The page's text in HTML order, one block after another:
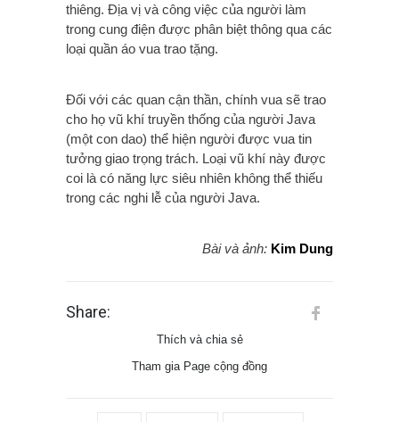
thiêng. Địa vị và công việc của người làm
trong cung điện được phân biệt thông qua các
loại quần áo vua trao tặng.
Đối với các quan cận thần, chính vua sẽ trao
cho họ vũ khí truyền thống của người Java
(một con dao) thể hiện người được vua tin
tưởng giao trọng trách. Loại vũ khí này được
coi là có năng lực siêu nhiên không thể thiếu
trong các nghi lễ của người Java.
Bài và ảnh: Kim Dung
Share:
Thích và chia sẻ
Tham gia Page cộng đồng